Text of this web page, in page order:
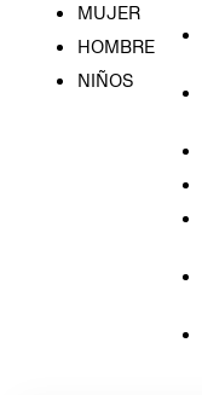
MUJER
HOMBRE
NIÑOS